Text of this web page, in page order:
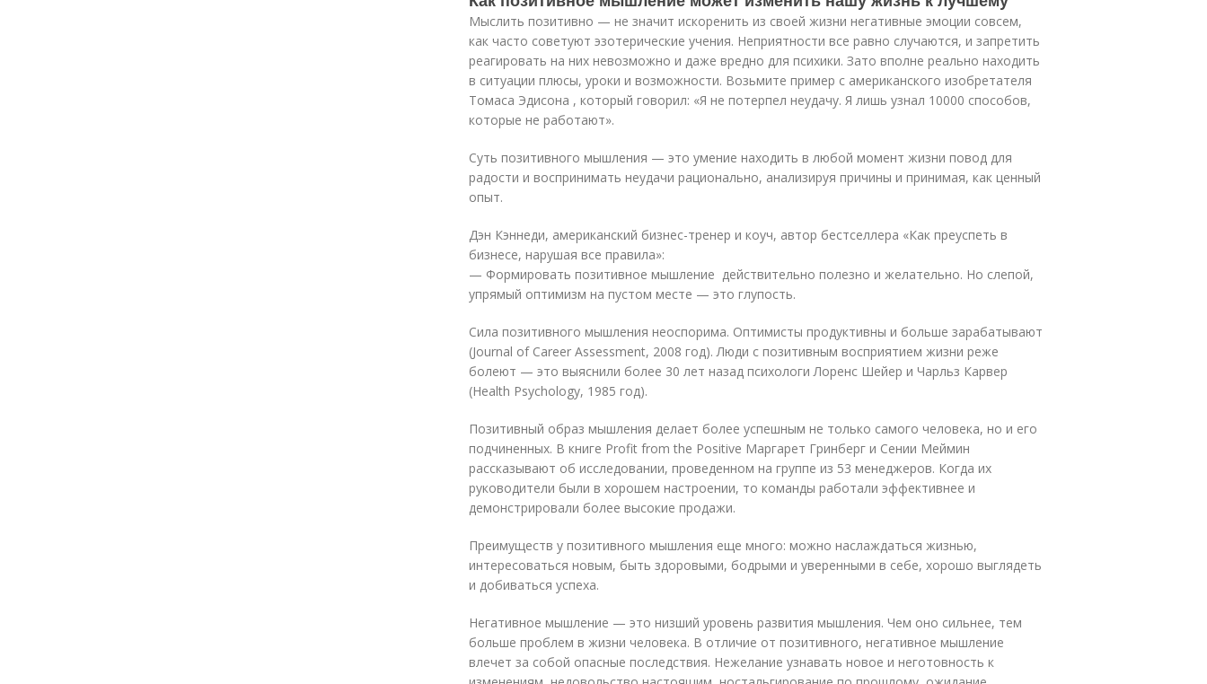
Мыслить позитивно — не значит искоренить из своей жизни негативные эмоции совсем,
как часто советуют эзотерические учения. Неприятности все равно случаются, и запретить
реагировать на них невозможно и даже вредно для психики. Зато вполне реально находить
в ситуации плюсы, уроки и возможности. Возьмите пример с американского изобретателя
Томаса Эдисона , который говорил: «Я не потерпел неудачу. Я лишь узнал 10000 способов,
которые не работают».
Суть позитивного мышления — это умение находить в любой момент жизни повод для
радости и воспринимать неудачи рационально, анализируя причины и принимая, как ценный
опыт.
Дэн Кэннеди, американский бизнес-тренер и коуч, автор бестселлера «Как преуспеть в
бизнесе, нарушая все правила»:
— Формировать позитивное мышление действительно полезно и желательно. Но слепой,
упрямый оптимизм на пустом месте — это глупость.
Сила позитивного мышления неоспорима. Оптимисты продуктивны и больше зарабатывают
(Journal of Career Assessment, 2008 год). Люди с позитивным восприятием жизни реже
болеют — это выяснили более 30 лет назад психологи Лоренс Шейер и Чарльз Карвер
(Health Psychology, 1985 год).
Позитивный образ мышления делает более успешным не только самого человека, но и его
подчиненных. В книге Profit from the Positive Маргарет Гринберг и Сении Меймин
рассказывают об исследовании, проведенном на группе из 53 менеджеров. Когда их
руководители были в хорошем настроении, то команды работали эффективнее и
демонстрировали более высокие продажи.
Преимуществ у позитивного мышления еще много: можно наслаждаться жизнью,
интересоваться новым, быть здоровыми, бодрыми и уверенными в себе, хорошо выглядеть
и добиваться успеха.
Негативное мышление — это низший уровень развития мышления. Чем оно сильнее, тем
больше проблем в жизни человека. В отличие от позитивного, негативное мышление
влечет за собой опасные последствия. Нежелание узнавать новое и неготовность к